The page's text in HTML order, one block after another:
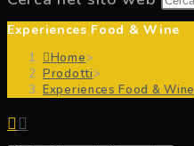
Experiences Food & Wine
Home>
Prodotti>
Experiences Food & Wine